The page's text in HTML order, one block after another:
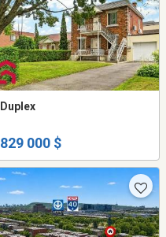
Duplex
829 000 $